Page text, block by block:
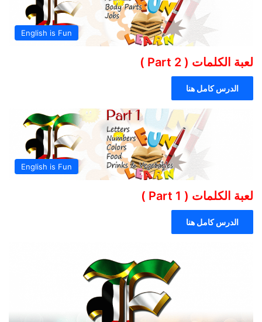
English is Fun
لعبة الكلمات ( Part 2 )
الدرس كامل هنا
English is Fun
لعبة الكلمات ( Part 1 )
الدرس كامل هنا